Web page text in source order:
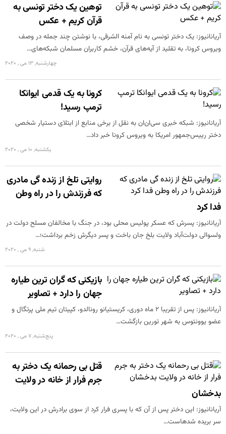
توهین یک دختر تونسی به
قرآن کریم + عکس
آریانانیوز: یک دختر تونسی به نام آمنه الشرقی، با نوشتن چند جمله در وصف
ویروس کرونا، به تقلید از آیه‌های قرآن، خشم کاربران مسلمان شبکه‌های…
چهارشنبه, 13 می , 2020
کرونا به یک قدمی ایوانکا
ترمپ رسید!
آریانانیوز: شبکه خبری سی‌ان‌ان به نقل از برخی منابع از ابتلای دستیار شخصی
دختر رییس‌جمهور امریکا به ویروس کرونا خبر داد…
یکشنبه, 10 می , 2020
روایتی تلخ از زنده گی مادری
که فرزندش را در راه وطن
فدا کرد
آریانانیوز: پسرش که عسکر پولیس محلی بود، در جنگ با مخالفان مسلح دولت در
ولسوالی دولت‌آباد ولایت بلخ جان باخت و پسر دیگرش زخم برداشت؛…
شنبه, 9 می , 2020
بازیکنی که گران ترین طیاره
جهان را دارد + تصاویر
آریانانیوز: پس از تقریبا 2 ماه دوری، کریستیانو رونالدو، کپیتان تیم ملی پرتگال و
عضو یوونتوس به شهر تورین بازگشت…
پنج‌شنبه, 7 می , 2020
قتل بی رحمانه یک دختر به
جرم فرار از خانه در ولایت
بدخشان
آریانانیوز: این دختر پس از آن که با پسری فرار کرد از سوی برادرش در این ولایت،
سر بریده شده‎است…